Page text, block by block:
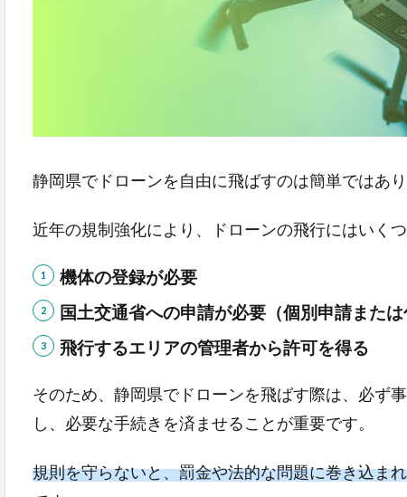
ド
ロ
ン
練
を
す
る
ら
場
を
静岡県でドローンを自由に飛ばすのは簡単ではあり
近年の規制強化により、ドローンの飛行にはいく
機体の登録が必要
国土交通省への申請が必要（個別申請また
飛行するエリアの管理者から許可を得る
そのため、静岡県でドローンを飛ばす際は、必ず
し、必要な手続きを済ませることが重要です。
規則を守らないと、罰金や法的な問題に巻き込ま